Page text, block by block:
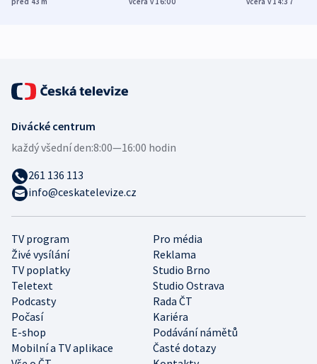
TV program
Pro média
Živé vysílání
Reklama
TV poplatky
Studio Brno
Teletext
Studio Ostrava
Podcasty
Rada ČT
Počasí
Kariéra
E-shop
Podávání námětů
Mobilní a TV aplikace
Časté dotazy
Divácké centrum
každý všední den:8:00—16:00 hodin
261 136 113
info@ceskatelevize.cz